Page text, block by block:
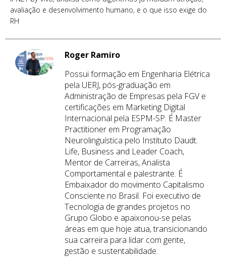
avaliação e desenvolvimento humano, e o que isso exige do
RH
Roger Ramiro
Possui formação em Engenharia Elétrica
pela UERJ, pós-graduação em
Administração de Empresas pela FGV e
certificações em Marketing Digital
Internacional pela ESPM-SP. É Master
Practitioner em Programação
Neurolinguística pelo Instituto Daudt.
Life, Business and Leader Coach,
Mentor de Carreiras, Analista
Comportamental e palestrante. É
Embaixador do movimento Capitalismo
Consciente no Brasil. Foi executivo de
Tecnologia de grandes projetos no
Grupo Globo e apaixonou-se pelas
áreas em que hoje atua, transicionando
sua carreira para lidar com gente,
gestão e sustentabilidade.